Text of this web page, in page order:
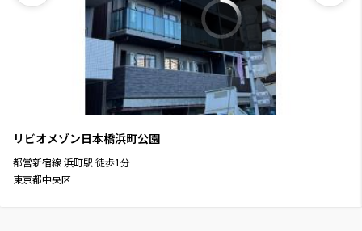
リビオメゾン日本橋浜町公園
都営新宿線 浜町駅 徒歩1分
東京都中央区